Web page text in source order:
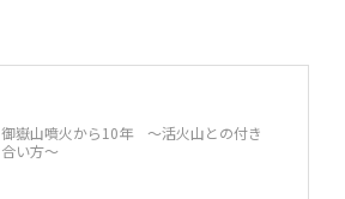
御嶽山噴火から10年 ～活火山との付き
合い方～